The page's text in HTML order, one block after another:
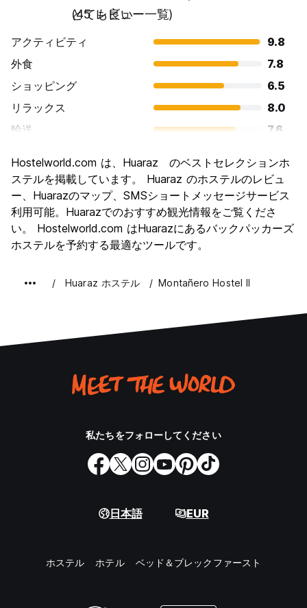
とても良い
(45 レビュー一覧)
アクティビティ
9.8
外食
7.8
ショッピング
6.5
リラックス
8.0
輸送
7.6
文化
7.5
ナイトライフ
6.2
コストパフォーマンス
8.6
Hostelworld.com は、Huaraz のベストセレクションホ
ステルを掲載しています。 Huaraz のホステルのレビュ
ー、Huarazのマップ、SMSショートメッセージサービス
利用可能。Huarazでのおすすめ観光情報をご覧くださ
い。 Hostelworld.com はHuarazにあるバックパッカーズ
ホステルを予約する最適なツールです。
Huaraz ホステル Montañero Hostel II
私たちをフォローしてください
日本語 EUR
ホステル ホテル ベッド＆ブレックファースト